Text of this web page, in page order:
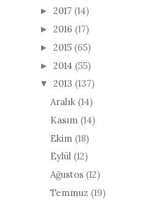
► 2017 (14)
► 2016 (17)
► 2015 (65)
► 2014 (55)
▼ 2013 (137)
Aralık (14)
Kasım (14)
Ekim (18)
Eylül (12)
Ağustos (12)
Temmuz (19)